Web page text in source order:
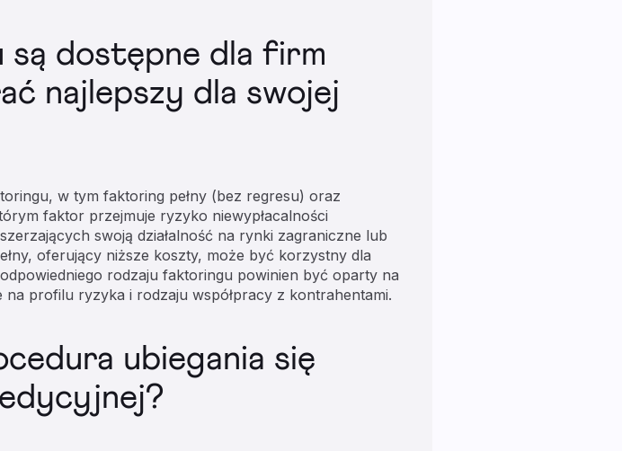
dostępne dla firm
najlepszy dla swojej
w tym faktoring pełny (bez regresu) oraz
faktor przejmuje ryzyko niewypłacalności
swoją działalność na rynki zagraniczne lub
oferujący niższe koszty, może być korzystny dla
rodzaju faktoringu powinien być oparty na
profilu ryzyka i rodzaju współpracy z kontrahentami.
ubiegania się